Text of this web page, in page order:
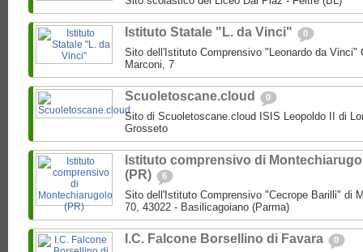
Istituto Statale "L. da Vinci" 0
Sito dell'Istituto Comprensivo "Leonardo da Vinci"
Marconi, 7
Scuoletoscane.cloud 0
Sito di Scuoletoscane.cloud ISIS Leopoldo II di
Grosseto
Istituto comprensivo di
(PR)
6
Sito dell'Istituto Comprensivo "Cecrope Barilli" di
70, 43022 - Basilicagoiano (Parma)
I.C. Falcone Borsellino di Favara 0